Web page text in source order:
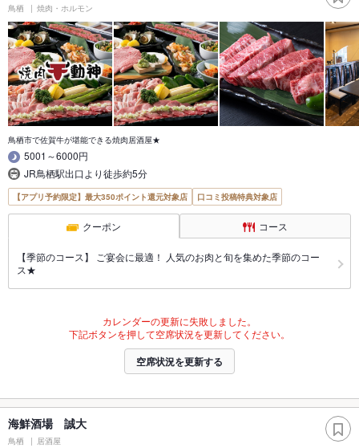
鳥栖 焼肉・ホルモン
鳥栖市で佐賀牛が堪能できる焼肉居酒屋★
5001～6000円
JR鳥栖駅出口より徒歩約5分
【アプリ予約限定】最大350ポイント還元対象店 口コミ投稿特典対象店
クーポン コース
【季節のコース】 ご宴会に最適！ 人気のお肉と旬を集めた季節のコー
ス★
カレンダーの更新に失敗しました。
下記ボタンを押して空席状況を更新してください。
空席状況を更新する
海鮮酒場 誠大
鳥栖 居酒屋